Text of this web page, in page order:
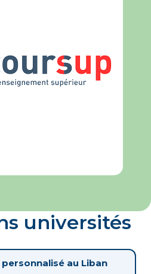
universités
au Liban